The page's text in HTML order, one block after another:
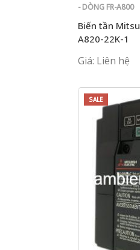
- DÒNG FR-A800
Biến tần
A820-22K-1
Giá: Liên hệ
SALE